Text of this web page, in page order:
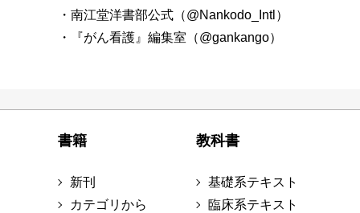
・南江堂洋書部公式（@Nankodo_Intl）
・『がん看護』編集室（@gankango）
書籍
新刊
カテゴリから
教科書
基礎系テキスト
臨床系テキスト